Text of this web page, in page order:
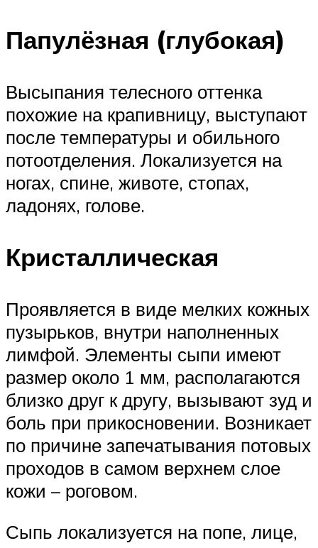
Папулёзная (глубокая)
Высыпания телесного оттенка
похожие на крапивницу, выступают
после температуры и обильного
потоотделения. Локализуется на
ногах, спине, животе, стопах,
ладонях, голове.
Кристаллическая
Проявляется в виде мелких кожных
пузырьков, внутри наполненных
лимфой. Элементы сыпи имеют
размер около 1 мм, располагаются
близко друг к другу, вызывают зуд и
боль при прикосновении. Возникает
по причине запечатывания потовых
проходов в самом верхнем слое
кожи – роговом.
Сыпь локализуется на попе, лице,